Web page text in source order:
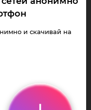
и
без
смотри и
в чате
и скачивай на